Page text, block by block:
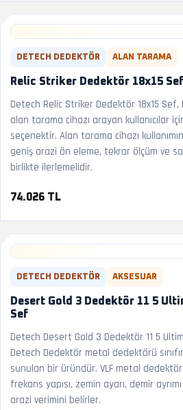
DETECH DEDEKTÖR ALAN TARAMA
Relic Striker Dedektör 18x15 Sef
Detech Relic Striker Dedektör 18x15
alan tarama cihazı arayan kullanıcılar
seçenektir. Alan tarama cihazı
geniş arazi ön eleme, tekrar ölçüm ve
birlikte ilerlemelidir.
74.026 TL
DETECH DEDEKTÖR AKSESUAR
Desert Gold 3 Dedektör 11 5
Sef
Detech Desert Gold 3 Dedektör 11 5
Detech Dedektör metal dedektörü
sunulan bir üründür. VLF metal
frekans yapısı, zemin ayarı, demir
arazi verimini belirler.